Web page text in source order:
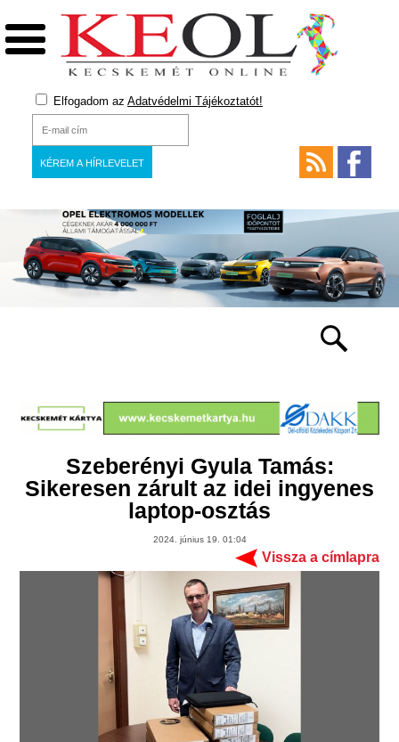
Elfogadom az Adatvédelmi Tájékoztatót!
Szeberényi Gyula Tamás:
Sikeresen zárult az idei ingyenes
laptop-osztás
2024. június 19. 01:04
Vissza a címlapra